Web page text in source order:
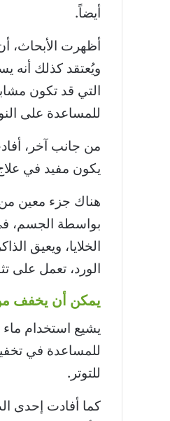
أيضاً.
أظهرت الأبحاث،
ويُعتقد كذلك أنه
التي قد تكون
للمساعدة على
من جانب آخر،
يكون مفيد في
هناك جزء معين من
بواسطة الجسم،
الخلايا، ويعيق
الورد، تعمل على
يمكن أن يخفف
يشيع استخدام ماء
للمساعدة في
للتوتر.
كما أفادت إحدى